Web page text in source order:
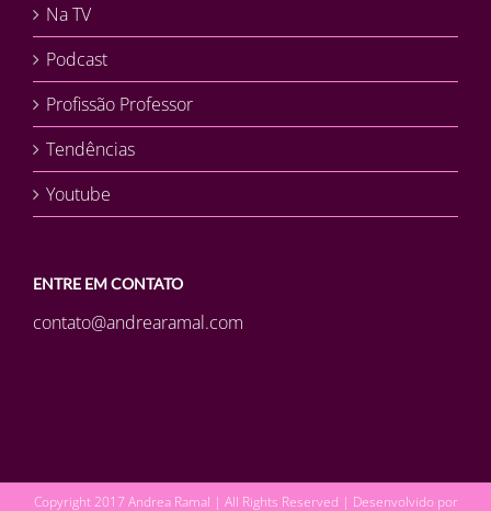
Na TV
Podcast
Profissão Professor
Tendências
Youtube
ENTRE EM CONTATO
contato@andrearamal.com
Copyright 2017 Andrea Ramal | All Rights Reserved | Desenvolvido por